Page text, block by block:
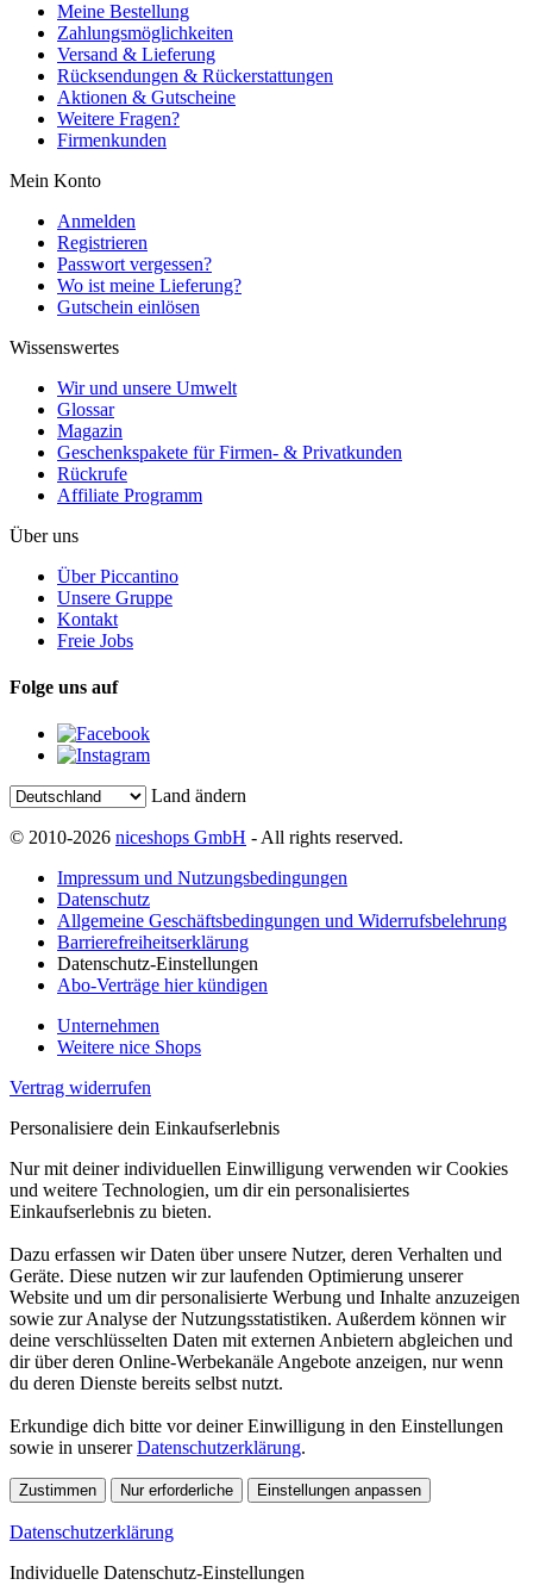
Meine Bestellung
Zahlungsmöglichkeiten
Versand & Lieferung
Rücksendungen & Rückerstattungen
Aktionen & Gutscheine
Weitere Fragen?
Firmenkunden
Mein Konto
Anmelden
Registrieren
Passwort vergessen?
Wo ist meine Lieferung?
Gutschein einlösen
Wissenswertes
Wir und unsere Umwelt
Glossar
Magazin
Geschenkspakete für Firmen- & Privatkunden
Rückrufe
Affiliate Programm
Über uns
Über Piccantino
Unsere Gruppe
Kontakt
Freie Jobs
Folge uns auf
Land ändern
© 2010-2026 niceshops GmbH - All rights reserved.
Impressum und Nutzungsbedingungen
Datenschutz
Allgemeine Geschäftsbedingungen und Widerrufsbelehrung
Barrierefreiheitserklärung
Datenschutz-Einstellungen
Abo-Verträge hier kündigen
Unternehmen
Weitere nice Shops
Vertrag widerrufen
Personalisiere dein Einkaufserlebnis
Nur mit deiner individuellen Einwilligung verwenden wir Cookies
und weitere Technologien, um dir ein personalisiertes
Einkaufserlebnis zu bieten.
Dazu erfassen wir Daten über unsere Nutzer, deren Verhalten und
Geräte. Diese nutzen wir zur laufenden Optimierung unserer
Website und um dir personalisierte Werbung und Inhalte anzuzeigen
sowie zur Analyse der Nutzungsstatistiken. Außerdem können wir
deine verschlüsselten Daten mit externen Anbietern abgleichen und
dir über deren Online-Werbekanäle Angebote anzeigen, nur wenn
du deren Dienste bereits selbst nutzt.
Erkundige dich bitte vor deiner Einwilligung in den Einstellungen
sowie in unsererDatenschutzerklärung.
Zustimmen Nur erforderliche Einstellungen anpassen
Datenschutzerklärung
Individuelle Datenschutz-Einstellungen